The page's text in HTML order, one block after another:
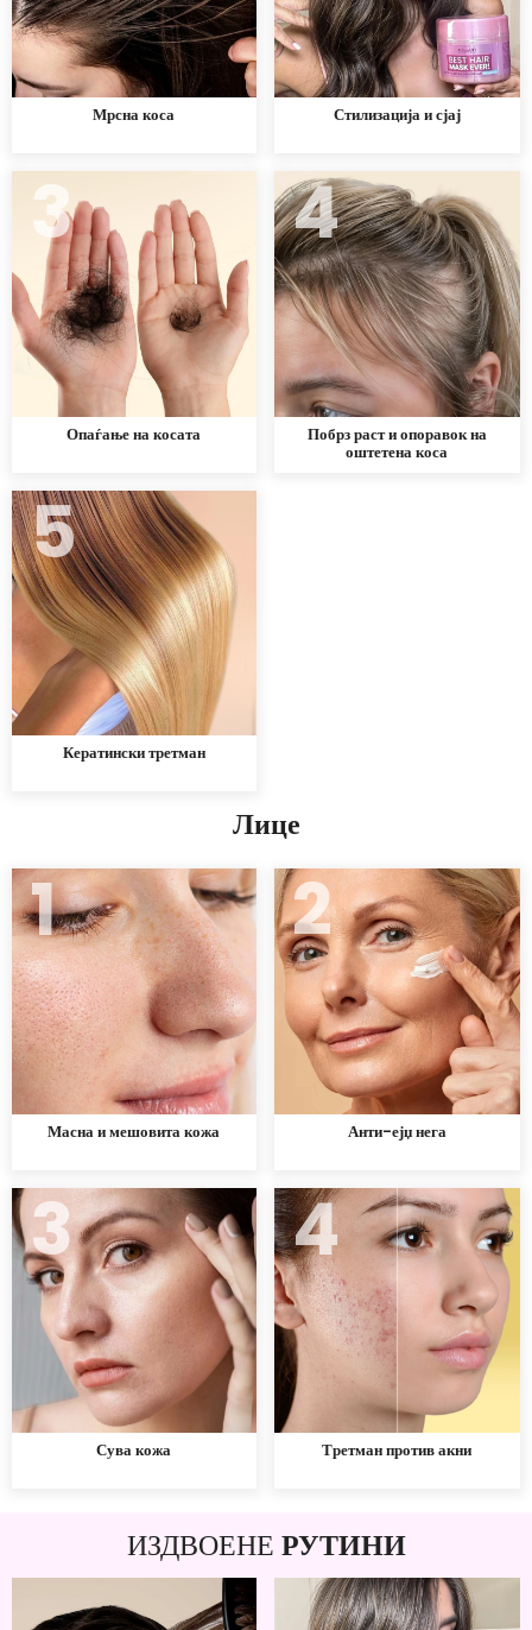
Мрсна коса Стилизација и сјај
Опаѓање на косата
3
Побрз раст и опоравок на
оштетена коса
4
Кератински третман
5
Лице
Масна и мешовита кожа
1
Анти-ејџ нега
2
Сува кожа
3
Третман против акни
4
ИЗДВОЕНЕ РУТИНИ